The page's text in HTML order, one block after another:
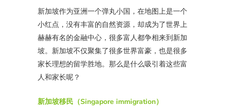
新加坡作为亚洲一个弹丸小国，在地图上是一个
小红点，没有丰富的自然资源，却成为了世界上
赫赫有名的金融中心，很多富人都争相来到新加
坡。新加坡不仅聚集了很多世界富豪，也是很多
家长理想的留学胜地。那么是什么吸引着这些富
人和家长呢？
新加坡移民（Singapore immigration）